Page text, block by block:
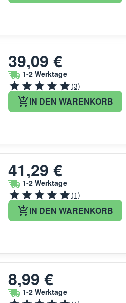
39,09 €
1-2 Werktage
(3)
IN DEN WARENKORB
41,29 €
1-2 Werktage
(1)
IN DEN WARENKORB
8,99 €
1-2 Werktage